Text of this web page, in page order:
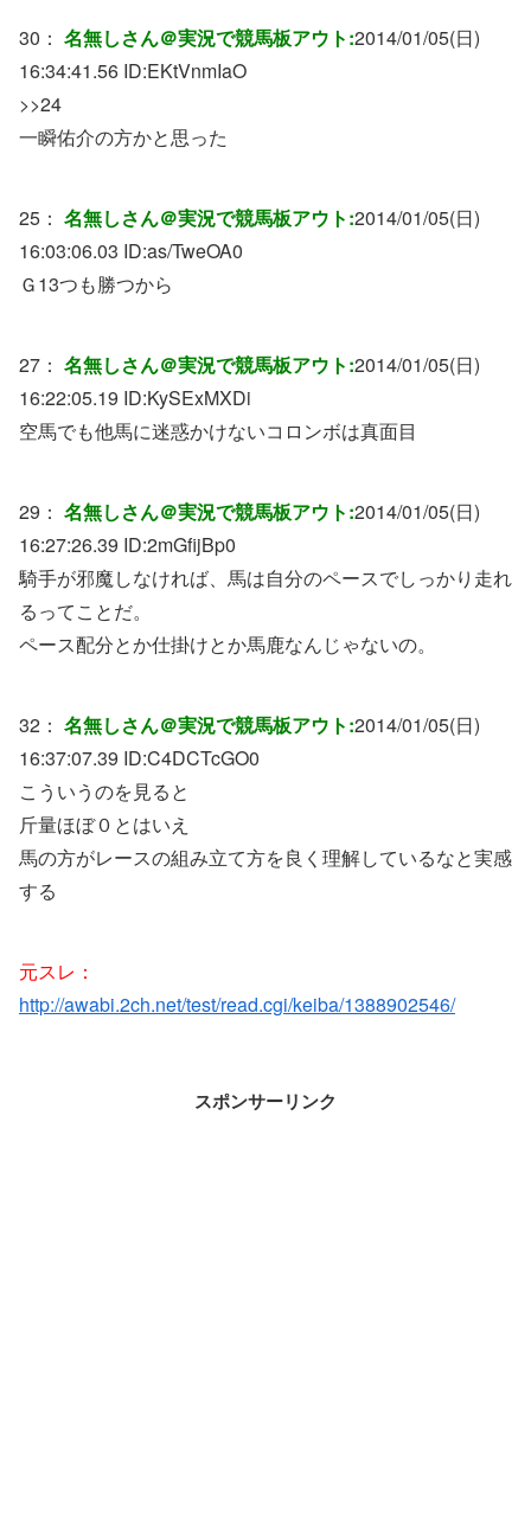
30： 名無しさん＠実況で競馬板アウト:2014/01/05(日)
16:34:41.56 ID:EKtVnmIaO
>>24
一瞬佑介の方かと思った
25： 名無しさん＠実況で競馬板アウト:2014/01/05(日)
16:03:06.03 ID:as/TweOA0
Ｇ13つも勝つから
27： 名無しさん＠実況で競馬板アウト:2014/01/05(日)
16:22:05.19 ID:KySExMXDi
空馬でも他馬に迷惑かけないコロンボは真面目
29： 名無しさん＠実況で競馬板アウト:2014/01/05(日)
16:27:26.39 ID:2mGfijBp0
騎手が邪魔しなければ、馬は自分のペースでしっかり走れ
るってことだ。
ペース配分とか仕掛けとか馬鹿なんじゃないの。
32： 名無しさん＠実況で競馬板アウト:2014/01/05(日)
16:37:07.39 ID:C4DCTcGO0
こういうのを見ると
斤量ほぼ０とはいえ
馬の方がレースの組み立て方を良く理解しているなと実感
する
元スレ：
http://awabi.2ch.net/test/read.cgi/keiba/1388902546/
スポンサーリンク